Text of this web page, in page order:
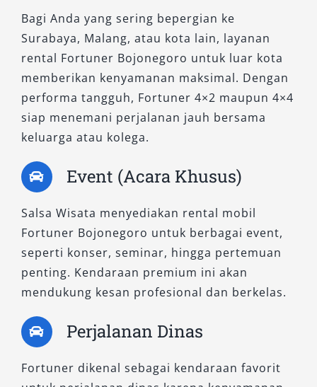
Bagi Anda yang sering bepergian ke
Surabaya, Malang, atau kota lain, layanan
rental Fortuner Bojonegoro untuk luar kota
memberikan kenyamanan maksimal. Dengan
performa tangguh, Fortuner 4×2 maupun 4×4
siap menemani perjalanan jauh bersama
keluarga atau kolega.
Event (Acara Khusus)
Salsa Wisata menyediakan rental mobil
Fortuner Bojonegoro untuk berbagai event,
seperti konser, seminar, hingga pertemuan
penting. Kendaraan premium ini akan
mendukung kesan profesional dan berkelas.
Perjalanan Dinas
Fortuner dikenal sebagai kendaraan favorit